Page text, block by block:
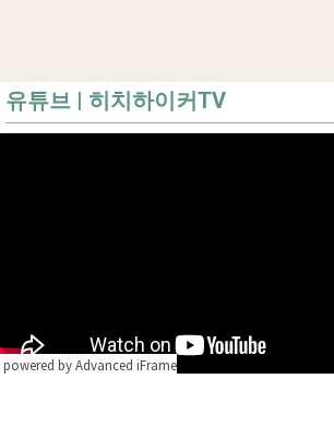
유튜브 | 히치하이커TV
powered by Advanced iFrame